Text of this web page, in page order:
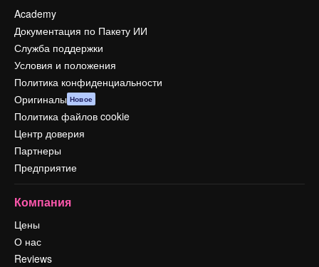
Academy
Документация по Пакету ИИ
Служба поддержки
Условия и положения
Политика конфиденциальности
Оригиналы Новое
Политика файлов cookie
Центр доверия
Партнеры
Предприятие
Компания
Цены
О нас
Reviews